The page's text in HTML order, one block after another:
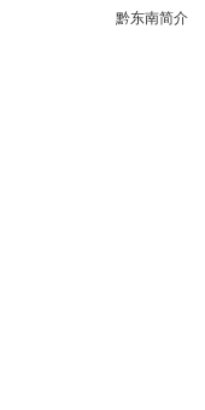
黔东南简介